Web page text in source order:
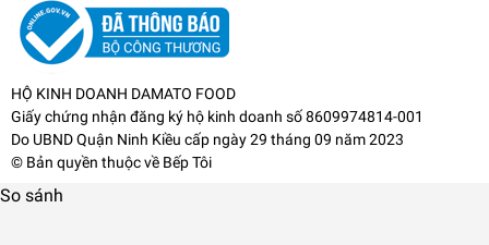
HỘ KINH DOANH DAMATO FOOD
Giấy chứng nhận đăng ký hộ kinh doanh số 8609974814-001
Do UBND Quận Ninh Kiều cấp ngày 29 tháng 09 năm 2023
© Bản quyền thuộc về Bếp Tôi
So sánh